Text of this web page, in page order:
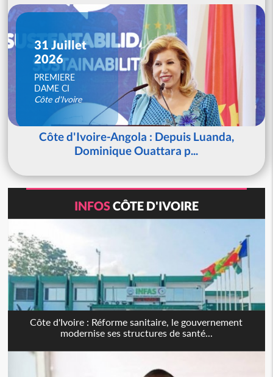
31 Juillet
2026
PREMIERE
DAME CI
Côte d'Ivoire
Côte d'Ivoire-Angola : Depuis Luanda,
Dominique Ouattara p...
INFOSCÔTE D'IVOIRE
Côte d'Ivoire : Réforme sanitaire, le gouvernement
modernise ses structures de santé...